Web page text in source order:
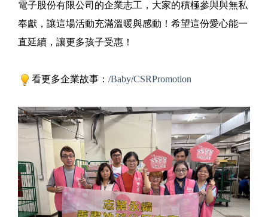
電子股份有限公司的企業志工，大家的積極參與與無私
奉獻，讓這場活動充滿溫暖與感動！希望這份愛心能一
直延續，讓更多孩子受惠！
看更多企業故事： /Baby/CSRPromotion